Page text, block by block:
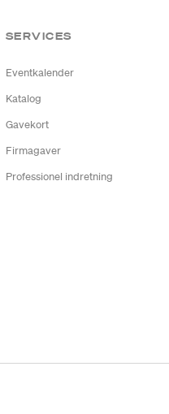
SERVICES
Eventkalender
Katalog
Gavekort
Firmagaver
Professionel indretning